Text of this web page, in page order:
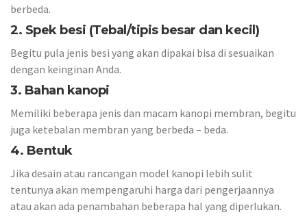
berbeda.
2. Spek besi (Tebal/tipis besar dan kecil)
Begitu pula jenis besi yang akan dipakai bisa di sesuaikan
dengan keinginan Anda.
3. Bahan kanopi
Memiliki beberapa jenis dan macam kanopi membran, begitu
juga ketebalan membran yang berbeda – beda.
4. Bentuk
Jika desain atau rancangan model kanopi lebih sulit
tentunya akan mempengaruhi harga dari pengerjaannya
atau akan ada penambahan beberapa hal yang diperlukan.